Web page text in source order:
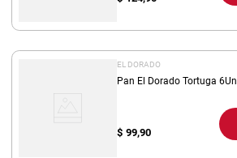
EL DORADO
Pan El Dorado Tortuga 6Un
$ 99,90